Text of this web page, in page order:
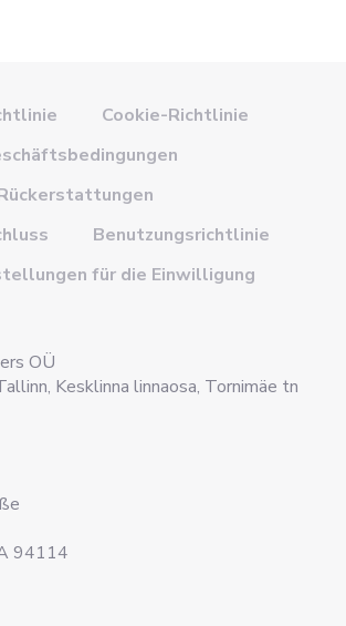
Cookie-Richtlinie
Benutzungsrichtlinie
für die Einwilligung
OÜ
Kesklinna linnaosa, Tornimäe tn
94114